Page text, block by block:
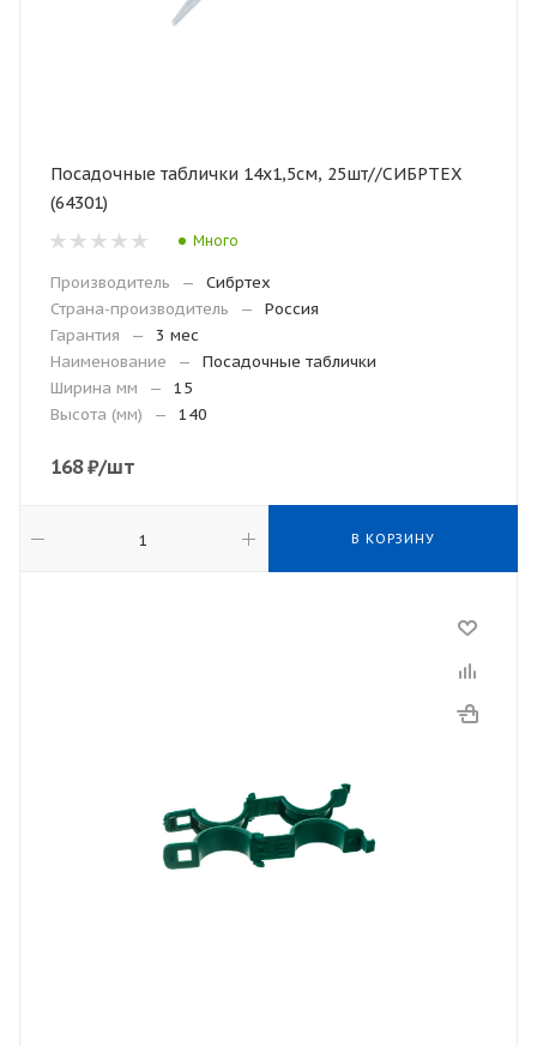
Посадочные таблички 14х1,5см, 25шт//СИБРТЕХ
(64301)
Много
Производитель —
Сибртех
Страна-производитель
—
Россия
Гарантия
—
3 мес
Наименование
—
Посадочные таблички
Ширина мм
—
15
Высота (мм)
— 140
168₽/шт
В КОРЗИНУ